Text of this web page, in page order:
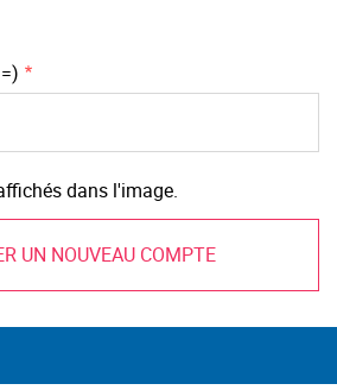
dans l'image.
UN NOUVEAU COMPTE